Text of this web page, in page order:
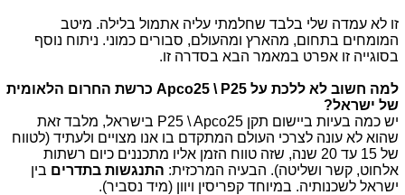
זו לא עמדה שלי בלבד שחלמתי עליה אתמול בלילה. מיטב
המומחים בתחום, מהארץ ומהעולם, סבורים כמוני. ניתוח נוסף
בסוגייה זו אפרט במאמר הבא בסדרה זו.
למה חשוב לא ללכת על Apco25 \ P25 כרשת החרום הלאומית
של ישראל?
יש כמה בעיות ביישום תקן P25 \ Apco25 בישראל, מלבד זאת
שהוא לא עונה לצרכי העולם המתקדם בו אנו מצויים ולעתיד (לטווח
של 15 עד 20 שנה, שזה טווח הזמן אליו מתכננים כיום רשתות
אלחוט, קשר ושליטה). הבעיה המרכזית: התנגשות בתדרים בין
ישראל לשכנותיה. במיוחד קפריסין ויוון (מיד נסביר).